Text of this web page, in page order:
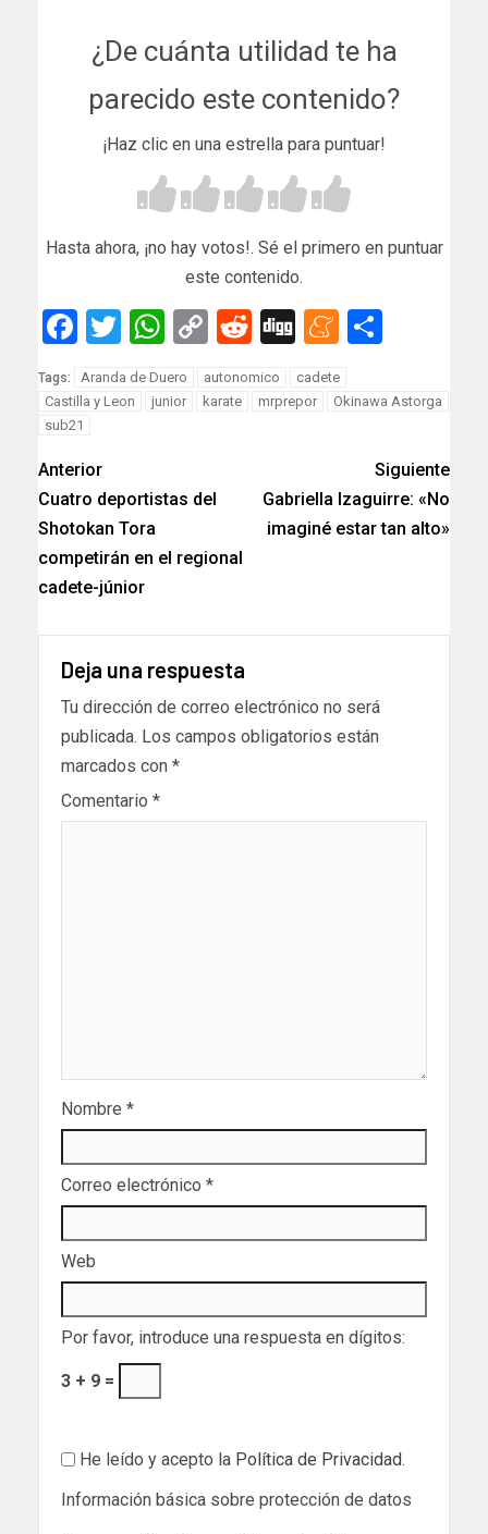
¿De cuánta utilidad te ha
parecido este contenido?
¡Haz clic en una estrella para puntuar!
Hasta ahora, ¡no hay votos!. Sé el primero en puntuar
este contenido.
Facebook
Twitter
WhatsApp
Copy
Link
Reddit
Digg
Tags: Aranda de Duero autonomico
cadete
Castilla y Leon
junior karate mrprepor
Okinawa Astorga
sub21
Anterior
Cuatro deportistas del
Shotokan Tora
competirán en el regional
cadete-júnior
Siguiente
Gabriella Izaguirre: «No
imaginé estar tan alto»
Deja una respuesta
Tu dirección de correo electrónico no será
publicada. Los campos obligatorios están
marcados con *
Comentario *
Nombre *
Correo electrónico *
Web
Por favor, introduce una respuesta en dígitos:
3 + 9 =
He leído y acepto la Política de Privacidad.
Información básica sobre protección de datos